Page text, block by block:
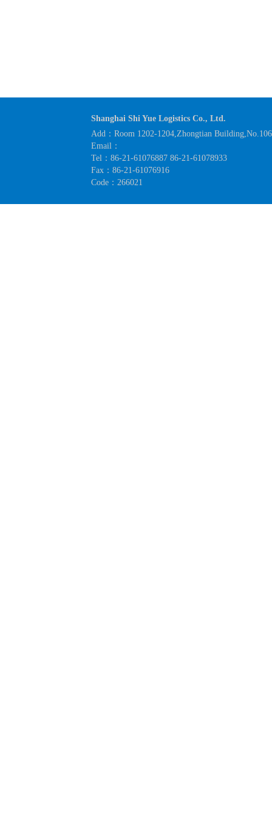
Shanghai Shi Yue Logistics Co., Ltd.
Add：Room 1202-1204,Zhongtian
Email：
Tel：86-21-61076887 86-21-61078933
Fax：86-21-61076916
Code：266021